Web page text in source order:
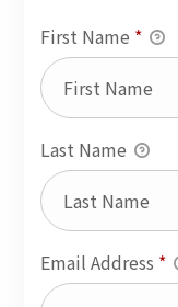
First Name *
Last Name
Email Address *